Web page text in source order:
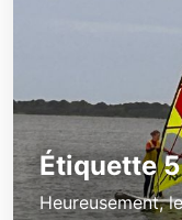
Étiquette
Heureusement,